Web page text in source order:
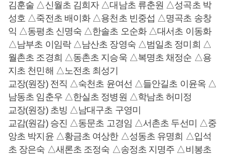
김훈술 △신월초 김희자 △대남초 류춘원 △성곡초 박
성호 △죽전초 배이화 △용천초 빈중섭 △명곡초 송창
익 △동평초 신명숙 △한솔초 오순화 △대서초 이동화
△남부초 이임락 △남산초 장영숙 △범일초 정미희 △
월촌초 조경희 △동촌초 지승욱 △복명초 채정순 △용
지초 천민해 △노전초 최성기
교장(원장) 전직 △숙천초 윤여선 △들안길초 이윤옥 △
남동초 임춘우 △한실초 정병원 △학남초 허미정
교장(원장) 초빙 △남대구초 구영미
교감(원감) 승진 △동문초 고경임 △서촌초 두선미 △중
앙초 박지윤 △황금초 여상한 △성동초 유명희 △입석
초 장은숙 △새론초 조정숙 △송정초 지명주 △비봉초